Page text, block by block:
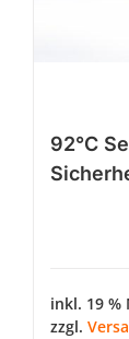
92°C
inkl. 19 %
zzgl.